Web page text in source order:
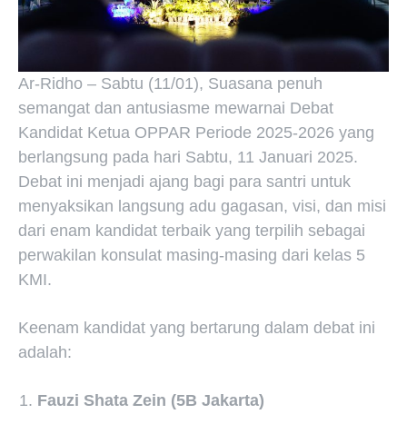
Ar-Ridho – Sabtu (11/01), Suasana penuh
semangat dan antusiasme mewarnai Debat
Kandidat Ketua OPPAR Periode 2025-2026 yang
berlangsung pada hari Sabtu, 11 Januari 2025.
Debat ini menjadi ajang bagi para santri untuk
menyaksikan langsung adu gagasan, visi, dan misi
dari enam kandidat terbaik yang terpilih sebagai
perwakilan konsulat masing-masing dari kelas 5
KMI.
Keenam kandidat yang bertarung dalam debat ini
adalah:
Fauzi Shata Zein (5B Jakarta)